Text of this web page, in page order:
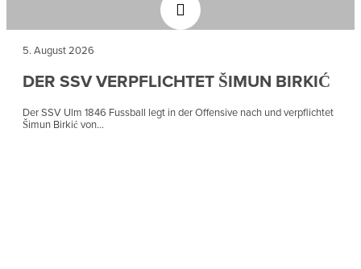
5. August 2026
DER SSV VERPFLICHTET ŠIMUN BIRKIĆ
Der SSV Ulm 1846 Fussball legt in der Offensive nach und verpflichtet
Šimun Birkić von...